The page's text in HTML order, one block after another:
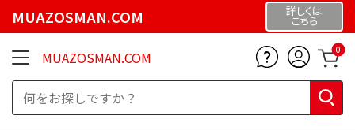
MUAZOSMAN.COM 詳しくは
こちら
MUAZOSMAN.COM 0